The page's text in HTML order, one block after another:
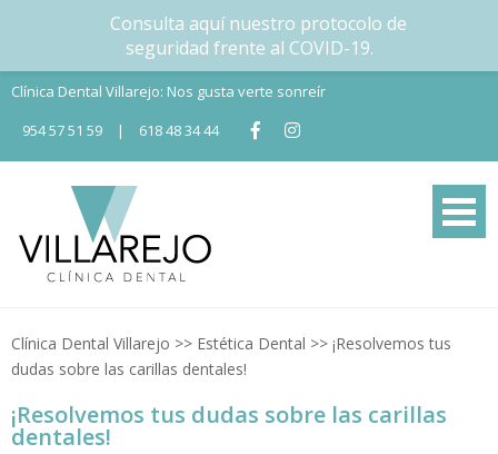
Skip
content
Clínica Dental Villarejo: Nos gusta verte sonreír
954 57 51 59
| 618 48 34 44
Clínica Dental Villarejo >> Estética Dental >> ¡Resolvemos tus
dudas sobre las carillas dentales!
¡Resolvemos tus dudas sobre las carillas
dentales!
Consulta aquí nuestro protocolo de
seguridad frente al COVID-19.